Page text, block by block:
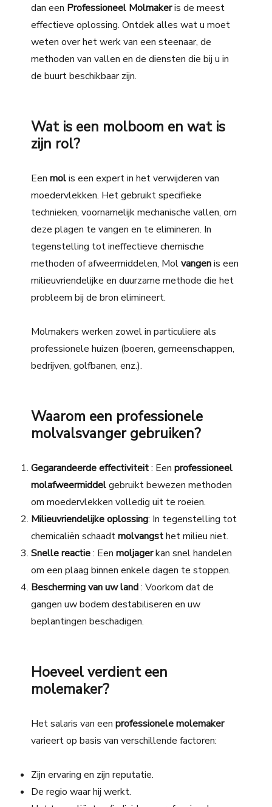
dan een Professioneel Molmakeris de meest
effectieve oplossing. Ontdek alles wat u moet
weten over het werk van een steenaar, de
methoden van vallen en de diensten die bij u in
de buurt beschikbaar zijn.
Wat is een molboom en wat is
zijn rol?
Eenmolis een expert in het verwijderen van
moedervlekken. Het gebruikt specifieke
technieken, voornamelijk mechanische vallen, om
deze plagen te vangen en te elimineren. In
tegenstelling tot ineffectieve chemische
methoden of afweermiddelen, Molvangenis een
milieuvriendelijke en duurzame methode die het
probleem bij de bron elimineert.
Molmakers werken zowel in particuliere als
professionele huizen (boeren, gemeenschappen,
bedrijven, golfbanen, enz.).
Waarom een professionele
molvalsvanger gebruiken?
Gegarandeerde effectiviteit: Eenprofessioneel
molafweermiddelgebruikt bewezen methoden
om moedervlekken volledig uit te roeien.
Milieuvriendelijke oplossing: In tegenstelling tot
chemicaliënschaadtmolvangsthet milieu niet.
Snelle reactie: Eenmoljagerkan snel handelen
om een plaag binnen enkele dagen te stoppen.
Bescherming van uw land: Voorkom dat de
gangen uw bodem destabiliseren en uw
beplantingen beschadigen.
Hoeveel verdient een
molemaker?
Het salaris van eenprofessionele molemaker
varieert op basis van verschillende factoren:
Zijn ervaring en zijn reputatie.
De regio waar hij werkt.